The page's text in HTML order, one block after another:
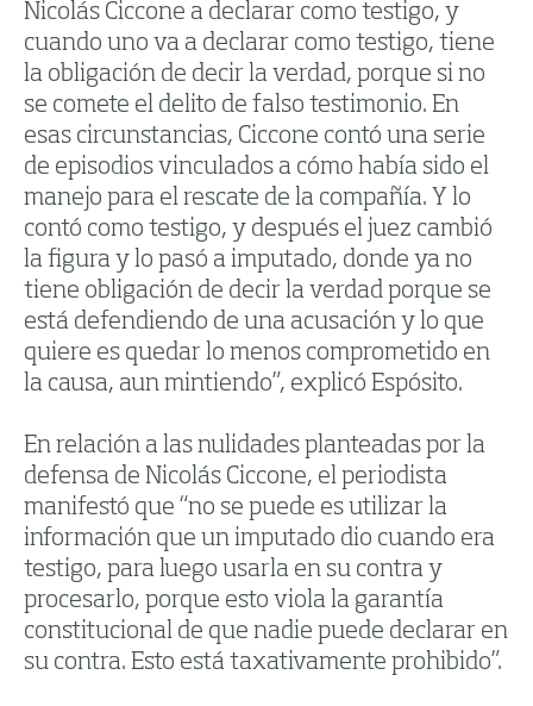
Nicolás Ciccone a declarar como testigo, y
cuando uno va a declarar como testigo, tiene
la obligación de decir la verdad, porque si no
se comete el delito de falso testimonio. En
esas circunstancias, Ciccone contó una serie
de episodios vinculados a cómo había sido el
manejo para el rescate de la compañía. Y lo
contó como testigo, y después el juez cambió
la figura y lo pasó a imputado, donde ya no
tiene obligación de decir la verdad porque se
está defendiendo de una acusación y lo que
quiere es quedar lo menos comprometido en
la causa, aun mintiendo”, explicó Espósito.
En relación a las nulidades planteadas por la
defensa de Nicolás Ciccone, el periodista
manifestó que “no se puede es utilizar la
información que un imputado dio cuando era
testigo, para luego usarla en su contra y
procesarlo, porque esto viola la garantía
constitucional de que nadie puede declarar en
su contra. Esto está taxativamente prohibido”.